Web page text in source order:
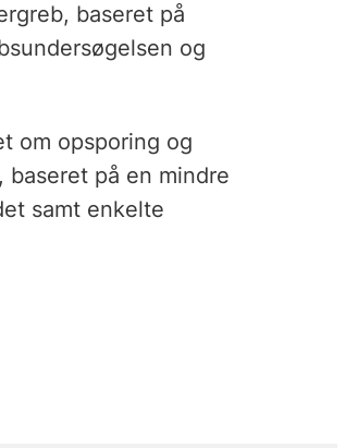
baseret på
og
om opsporing og
på en mindre
samt enkelte